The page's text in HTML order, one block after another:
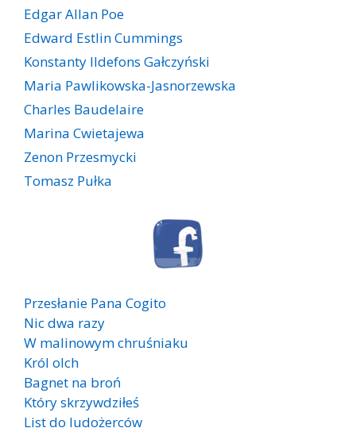
Edgar Allan Poe
Edward Estlin Cummings
Konstanty Ildefons Gałczyński
Maria Pawlikowska-Jasnorzewska
Charles Baudelaire
Marina Cwietajewa
Zenon Przesmycki
Tomasz Pułka
Przesłanie Pana Cogito
Nic dwa razy
W malinowym chruśniaku
Król olch
Bagnet na broń
Który skrzywdziłeś
List do ludożerców